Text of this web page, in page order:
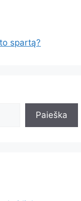
spartą?
Paieška